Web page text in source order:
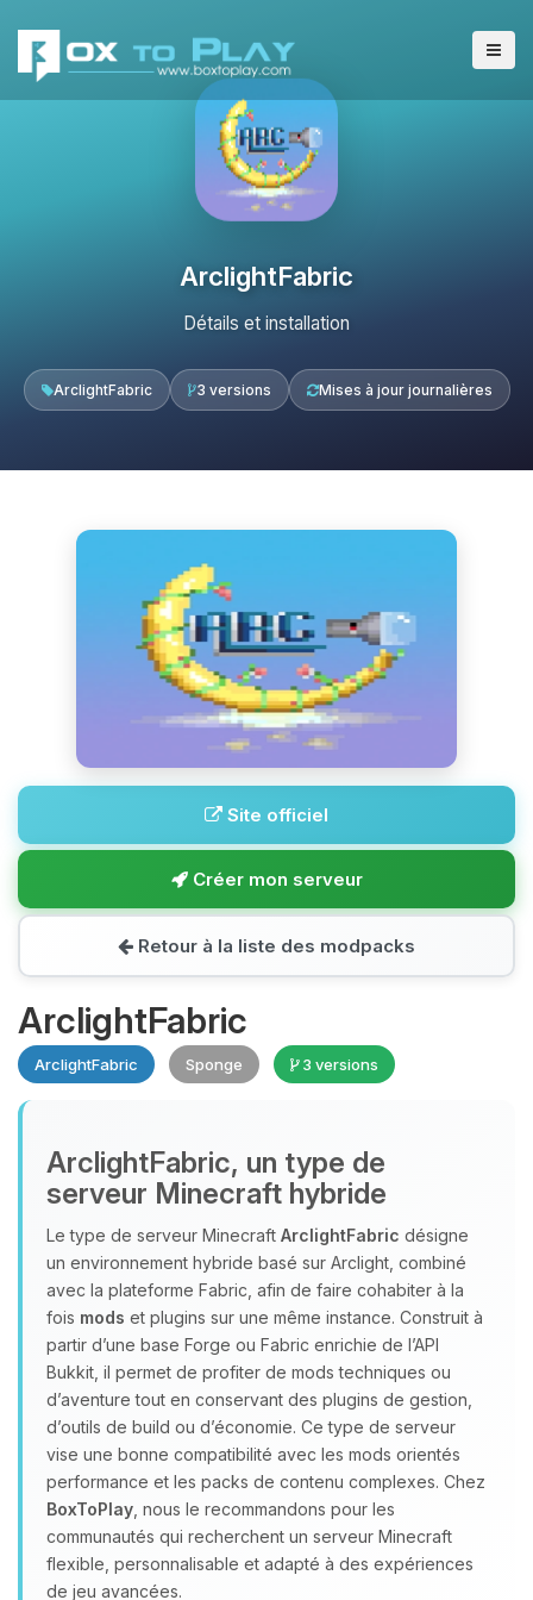
ArclightFabric
Détails et installation
ArclightFabric 3 versions Mises à jour journalières
Site officiel
Créer mon serveur
Retour à la liste des modpacks
ArclightFabric
ArclightFabric Sponge 3 versions
ArclightFabric, un type de
serveur Minecraft hybride
Le type de serveur Minecraft ArclightFabric désigne
un environnement hybride basé sur Arclight, combiné
avec la plateforme Fabric, afin de faire cohabiter à la
fois mods et plugins sur une même instance. Construit à
partir d’une base Forge ou Fabric enrichie de l’API
Bukkit, il permet de profiter de mods techniques ou
d’aventure tout en conservant des plugins de gestion,
d’outils de build ou d’économie. Ce type de serveur
vise une bonne compatibilité avec les mods orientés
performance et les packs de contenu complexes. Chez
BoxToPlay , nous le recommandons pour les
communautés qui recherchent un serveur Minecraft
flexible, personnalisable et adapté à des expériences
de jeu avancées.
Youpi, enfin quelqu’un pour me
parler ! Moi c’est Choupy, ton petit
assistant BoxToPlay. Dis-moi ce dont
tu as besoin et je vais remuer mes
petits circuits pour t’aider.
07/08/2026 à 20:11